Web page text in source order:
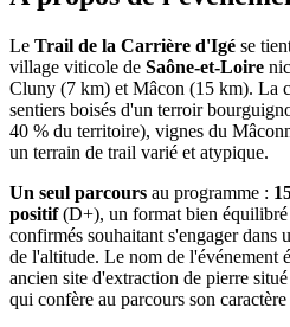
Le Trail de la Carrière d'Igé se
village viticole de Saône-et-Loire
Cluny (7 km) et Mâcon (15 km). La
sentiers boisés d'un terroir
40 % du territoire), vignes du
un terrain de trail varié et atypique.
Un seul parcours au programme :
positif(D+), un format bien
confirmés souhaitant s'engager dans
de l'altitude. Le nom de l'événement
ancien site d'extraction de pierre
qui confère au parcours son